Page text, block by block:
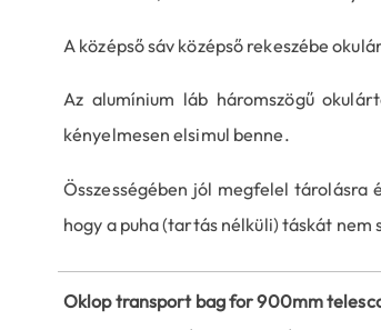
A középső sáv középső rekeszébe
Az alumínium láb háromszögű
kényelmesen elsimul benne.
Összességében jól megfelel tárolásra
hogy a puha (tartás nélküli) táskát nem
Oklop transport bag for 900mm